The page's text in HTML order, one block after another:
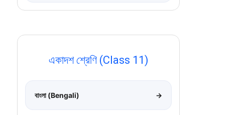
একাদশ শ্রেণি (Class 11)
বাংলা (Bengali) →